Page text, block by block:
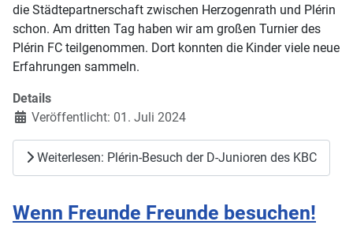
die Städtepartnerschaft zwischen Herzogenrath und Plérin
schon. Am dritten Tag haben wir am großen Turnier des
Plérin FC teilgenommen. Dort konnten die Kinder viele neue
Erfahrungen sammeln.
Details
Veröffentlicht: 01. Juli 2024
Weiterlesen: Plérin-Besuch der D-Junioren des KBC
Wenn Freunde Freunde besuchen!